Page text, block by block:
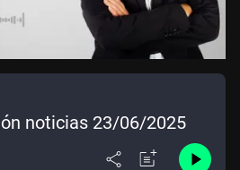
noticias 23/06/2025